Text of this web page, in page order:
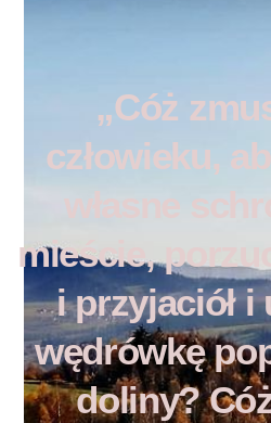
„Cóż
człowieku,
własne
mieście,
i przyjaciół i
wędrówkę
doliny?